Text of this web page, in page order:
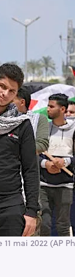
mai 2022 (AP